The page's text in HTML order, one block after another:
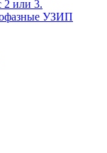
2 или 3.
УЗИП